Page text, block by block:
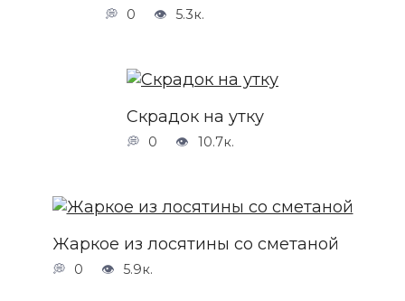
0 5.3к.
Скрадок на утку
0 10.7к.
Жаркое из лосятины со сметаной
0 5.9к.